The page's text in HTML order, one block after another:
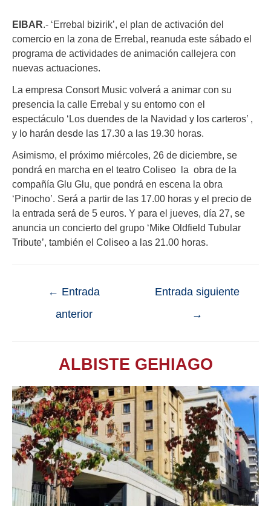
EIBAR.- ‘Errebal bizirik’, el plan de activación del
comercio en la zona de Errebal, reanuda este sábado el
programa de actividades de animación callejera con
nuevas actuaciones.
La empresa Consort Music volverá a animar con su
presencia la calle Errebal y su entorno con el
espectáculo ‘Los duendes de la Navidad y los carteros’ ,
y lo harán desde las 17.30 a las 19.30 horas.
Asimismo, el próximo miércoles, 26 de diciembre, se
pondrá en marcha en el teatro Coliseo la obra de la
compañía Glu Glu, que pondrá en escena la obra
‘Pinocho’. Será a partir de las 17.00 horas y el precio de
la entrada será de 5 euros. Y para el jueves, día 27, se
anuncia un concierto del grupo ‘Mike Oldfield Tubular
Tribute’, también el Coliseo a las 21.00 horas.
← Entrada
anterior
Entrada siguiente
→
ALBISTE GEHIAGO